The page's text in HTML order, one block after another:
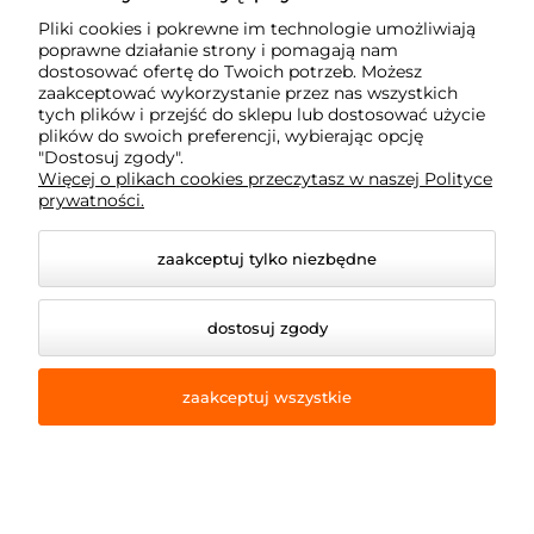
Moje konto
Płatność i dostawa
Dojazd z okolic
© 2026 e-armet.pl. Wszelkie prawa zastrzeżone.
Pliki cookies i pokrewne im technologie umożliwiają
poprawne działanie strony i pomagają nam
dostosować ofertę do Twoich potrzeb. Możesz
zaakceptować wykorzystanie przez nas wszystkich
tych plików i przejść do sklepu lub dostosować użycie
plików do swoich preferencji, wybierając opcję
"Dostosuj zgody".
Więcej o plikach cookies przeczytasz w naszej Polityce
prywatności.
zaakceptuj tylko niezbędne
dostosuj zgody
zaakceptuj wszystkie